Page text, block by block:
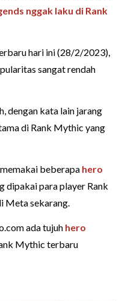
nggak laku di Rank
hari ini (28/2/2023),
sangat rendah
dengan kata lain jarang
di Rank Mythic yang
beberapa hero
dipakai para player Rank
Meta sekarang.
ada tujuh hero
Mythic terbaru